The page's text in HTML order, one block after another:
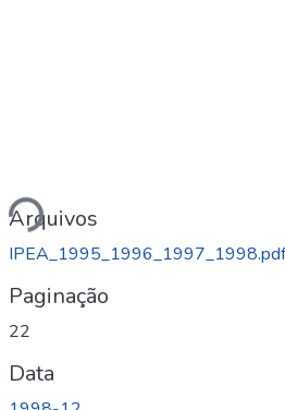
Carregando...
Arquivos
Paginação
22
Data